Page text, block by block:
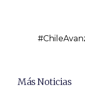
Más Noticias